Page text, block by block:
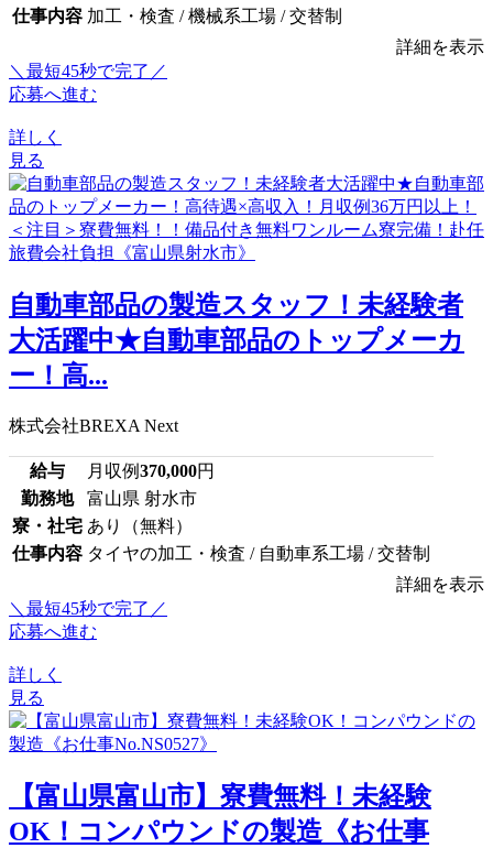
仕事内容 加工・検査 / 機械系工場 / 交替制
詳細を表示
＼最短45秒で完了／
応募へ進む
詳しく
見る
自動車部品の製造スタッフ！未経験者
大活躍中★自動車部品のトップメーカ
ー！高...
株式会社BREXA Next
給与 月収例370,000円
勤務地
富山県 射水市
寮・社宅 あり（無料）
仕事内容 タイヤの加工・検査 / 自動車系工場 / 交替制
詳細を表示
＼最短45秒で完了／
応募へ進む
詳しく
見る
【富山県富山市】寮費無料！未経験
OK！コンパウンドの製造《お仕事